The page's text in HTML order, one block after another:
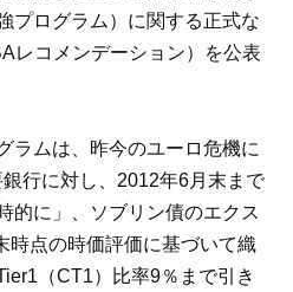
プログラム）に関する正式な
レコメンデーション）を公表
ラムは、昨今のユーロ危機に
行に対し、2012年6月末まで
的に」、ソブリン債のエクス
時点の時価評価に基づいて織
（CT1）比率9％まで引き